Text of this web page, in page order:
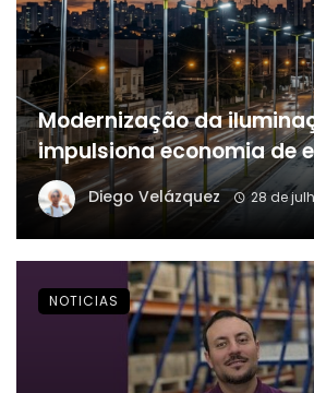
Modernização da
impulsiona economia de
Diego Velázquez 28 de
NOTICIAS